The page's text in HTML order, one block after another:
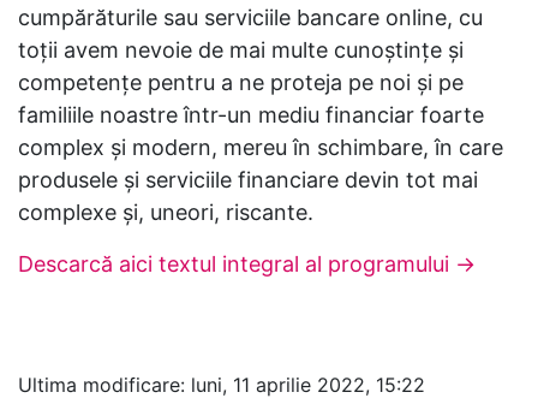
cumpărăturile sau serviciile bancare online, cu
toții avem nevoie de mai multe cunoștințe și
competențe pentru a ne proteja pe noi și pe
familiile noastre într-un mediu financiar foarte
complex și modern, mereu în schimbare, în care
produsele și serviciile financiare devin tot mai
complexe și, uneori, riscante.
Descarcă aici textul integral al programului ->
Ultima modificare: luni, 11 aprilie 2022, 15:22